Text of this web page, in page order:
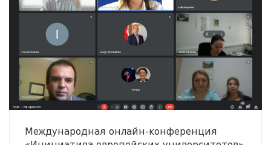
Международная онлайн-конференция